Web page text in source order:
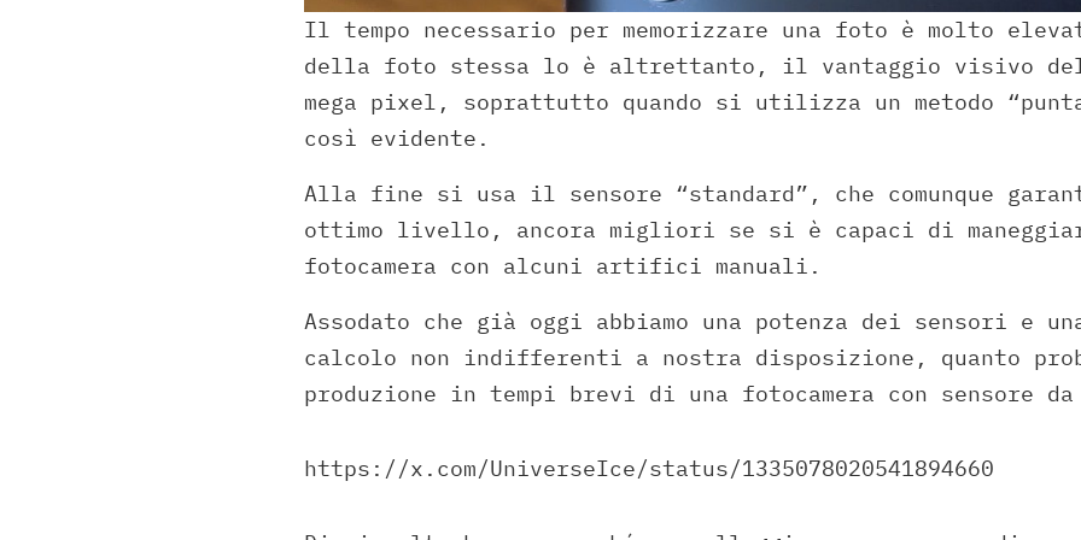
Il tempo necessario per memorizzare una foto è molto
della foto stessa lo è altrettanto, il vantaggio visivo
mega pixel, soprattutto quando si utilizza un metodo
così evidente.
Alla fine si usa il sensore “standard”, che comunque
ottimo livello, ancora migliori se si è capaci di
fotocamera con alcuni artifici manuali.
Assodato che già oggi abbiamo una potenza dei sensori e
calcolo non indifferenti a nostra disposizione, quanto
produzione in tempi brevi di una fotocamera con sensore da
https://x.com/UniverseIce/status/1335078020541894660